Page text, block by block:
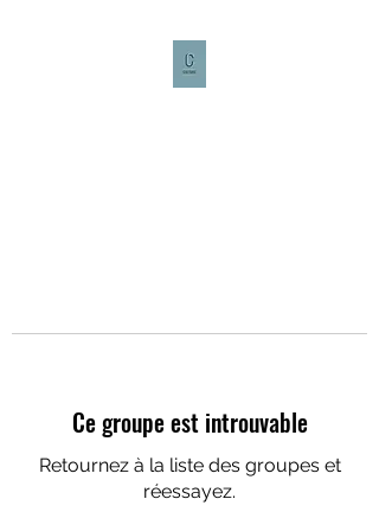
Ce groupe est introuvable
Retournez à la liste des groupes et
réessayez.